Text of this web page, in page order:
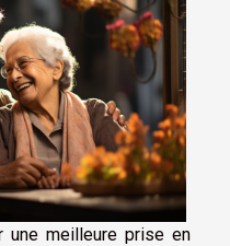
une meilleure prise en